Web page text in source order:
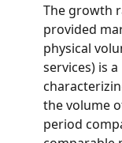
The growth
provided
physical
services) is
the volume
period